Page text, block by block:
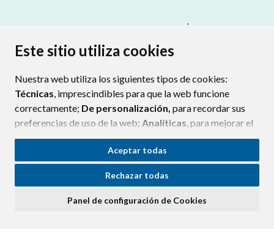
Este sitio utiliza cookies
Nuestra web utiliza los siguientes tipos de cookies:
Técnicas, imprescindibles para que la web funcione
correctamente; De personalización, para recordar sus
preferencias de uso de la web; Analíticas, para mejorar el
funcionamiento de la web y sus servicios.
Si acepta pulsando el botón“Aceptar todas”
consideramos que acepta su uso. Si pulsa el botón
ninguna acción, se guardarán las cookies técnicas
Aceptar todas
Rechazar todas
Panel de configuración de Cookies
AVISO LEGAL
PROTECCIÓN DE DATOS
POLÍTICA DE COOKIES